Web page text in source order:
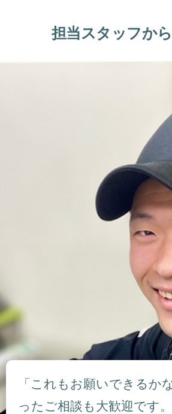
担当スタッフか
「これもお願いできるか
ったご相談も大歓迎です